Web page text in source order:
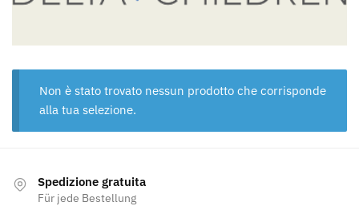
Non è stato trovato nessun prodotto che corrisponde
alla tua selezione.
Spedizione gratuita
Für jede Bestellung